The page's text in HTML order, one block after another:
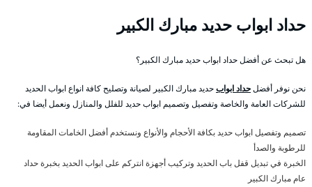
حداد ابواب حديد مبارك الكبير
هل تبحث عن أفضل حداد ابواب حديد مبارك الكبير؟
نحن نوفر أفضلحداد ابوابحديد مبارك الكبير لصيانة وتصليح كافة انواع ابواب الحديد
للشركات العامة والخاصة وتفصيل وتصميم ابواب حديد للفلل والمنازل ونعمل أيضا في:
تصميم وتفصيل ابواب حديد بكافة الأحجام والأنواع ونستخدم أفضل الخامات المقاومة
للرطوبة والصدأ
الخبرة في تبديل قفل باب الحديد وتركيب أجهزة انتركم على ابواب الحديد بخبرة حداد
عام مبارك الكبير